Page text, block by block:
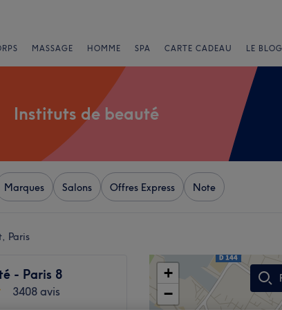
MASSAGE HOMME SPA CARTE CADEAU LE
Instituts de beauté
Marques Salons Offres Express Note
Paris
- Paris 8
3408 avis
+
−